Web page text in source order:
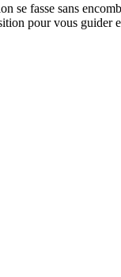
se fasse sans
pour vous guider